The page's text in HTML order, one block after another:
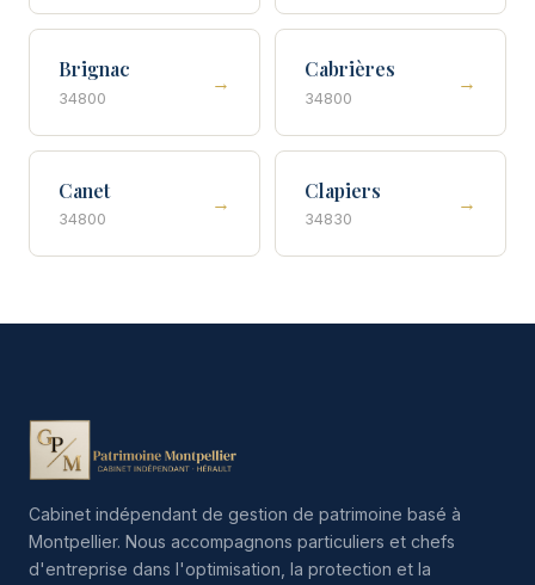
Brignac
34800
→
Cabrières
34800
→
Canet
34800
→
Clapiers
34830
→
Cabinet indépendant de gestion de patrimoine basé à
Montpellier. Nous accompagnons particuliers et chefs
d'entreprise dans l'optimisation, la protection et la